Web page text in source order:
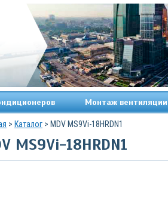
Монтаж вентиляции
> Каталог > MDV MS9Vi-18HRDN1
MS9Vi-18HRDN1